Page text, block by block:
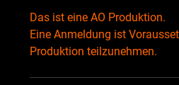
Das ist eine AO Produktion.
Eine Anmeldung ist
Produktion teilzunehmen.